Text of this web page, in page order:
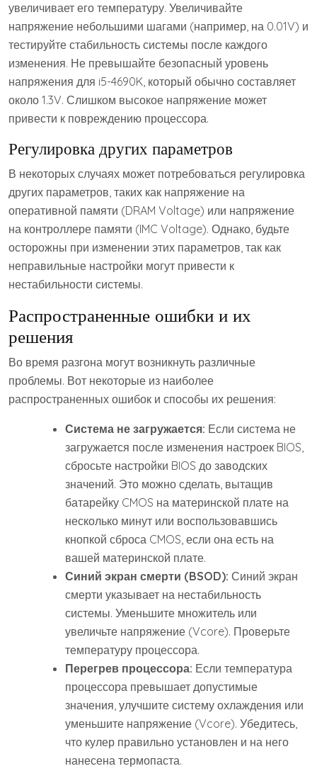
увеличивает его температуру. Увеличивайте
напряжение небольшими шагами (например, на 0.01V) и
тестируйте стабильность системы после каждого
изменения. Не превышайте безопасный уровень
напряжения для i5-4690K, который обычно составляет
около 1.3V. Слишком высокое напряжение может
привести к повреждению процессора.
Регулировка других параметров
В некоторых случаях может потребоваться регулировка
других параметров, таких как напряжение на
оперативной памяти (DRAM Voltage) или напряжение
на контроллере памяти (IMC Voltage). Однако, будьте
осторожны при изменении этих параметров, так как
неправильные настройки могут привести к
нестабильности системы.
Распространенные ошибки и их
решения
Во время разгона могут возникнуть различные
проблемы. Вот некоторые из наиболее
распространенных ошибок и способы их решения:
Система не загружается: Если система не
загружается после изменения настроек BIOS,
сбросьте настройки BIOS до заводских
значений. Это можно сделать, вытащив
батарейку CMOS на материнской плате на
несколько минут или воспользовавшись
кнопкой сброса CMOS, если она есть на
вашей материнской плате.
Синий экран смерти (BSOD): Синий экран
смерти указывает на нестабильность
системы. Уменьшите множитель или
увеличьте напряжение (Vcore). Проверьте
температуру процессора.
Перегрев процессора: Если температура
процессора превышает допустимые
значения, улучшите систему охлаждения или
уменьшите напряжение (Vcore). Убедитесь,
что кулер правильно установлен и на него
нанесена термопаста.